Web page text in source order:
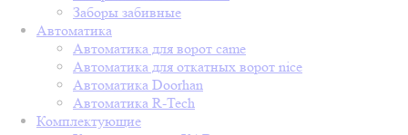
Заборы забивные
Автоматика
Автоматика для ворот came
Автоматика для откатных ворот nice
Автоматика Doorhan
Автоматика R-Tech
Комплектующие